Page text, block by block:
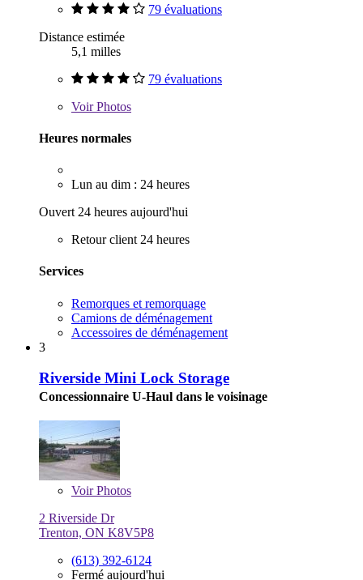
79 évaluations
Distance estimée
5,1 milles
79 évaluations
VoirPhotos
Heures normales
Lun au dim : 24 heures
Ouvert 24 heures aujourd'hui
Retour client 24 heures
Services
Remorques et remorquage
Camions de déménagement
Accessoires de déménagement
3
Riverside Mini Lock Storage
Concessionnaire U-Haul dans le voisinage
VoirPhotos
2 Riverside Dr
Trenton, ON K8V5P8
(613) 392-6124
Fermé aujourd'hui